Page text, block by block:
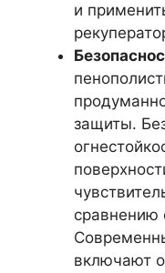
и
защиты.
сравнению
включают